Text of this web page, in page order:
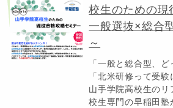
校生のための現
一般選抜×総合
～
「一般と総合型、
「北米研修って受験
山手学院高校生のリ
校生専門の早稲田塾